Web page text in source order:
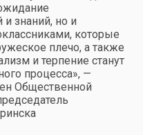
знаний, но и
которые
плечо, а также
и терпение станут
процесса», —
Общественной